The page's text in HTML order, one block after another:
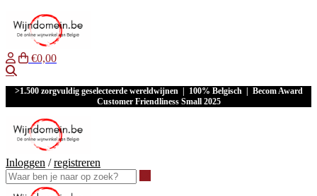
€0,00
>1.500 zorgvuldig geselecteerde wereldwijnen | 100% Belgisch | Becom Award
Customer Friendliness Small 2025
Inloggen /registreren